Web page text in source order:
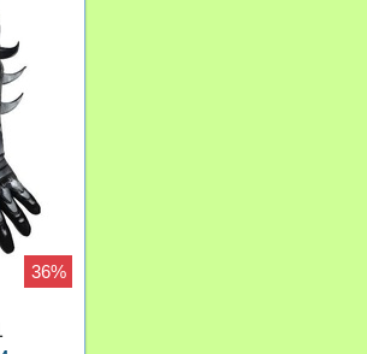
36%